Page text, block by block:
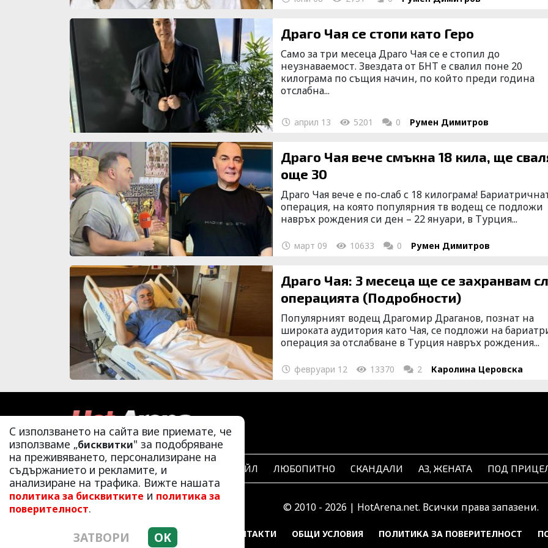
Драго Чая се стопи като Геро
Само за три месеца Драго Чая се е стопил до
неузнаваемост. Звездата от БНТ е свалил поне 20
килограма по същия начин, по който преди година
отслабна...
април 13 5201 0 Румен Димитров
Драго Чая вече смъкна 18 кила, ще
още 30
Драго Чая вече е по-слаб с 18 килограма!
операция, на която популярния тв водещ се подложи
навръх рождения си ден – 22 януари, в Турция...
март 09 10633 0 Румен Димитров
Драго Чая: 3 месеца ще се захранвам
операцията (Подробности)
Популярният водещ Драгомир Драганов, познат на
широката аудитория като Чая, се подложи на
операция за отслабване в Турция навръх рождения...
февруари 12 13370 2 Каролина Церовска
С използването на сайта вие приемате, че
използваме „бисквитки" за подобряване
на преживяването, персонализиране на
съдържанието и рекламите, и
анализиране на трафика. Вижте нашата
политика за бисквитките и политика за
поверителност.
ЗАТВОРИ OK
ЛАЙФСТАЙЛ ЛЮБОПИТНО СКАНДАЛИ АЗ, ЖЕНАТА ПОД
© 2010 - 2026 | HotArena.net. Всички права запазени.
РЕКЛАМА КОНТАКТИ ОБЩИ УСЛОВИЯ ПОЛИТИКА ЗА ПОВЕРИТЕЛНОСТ